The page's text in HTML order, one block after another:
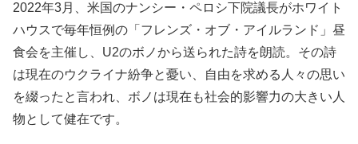
2022年3月、米国のナンシー・ペロシ下院議長がホワイト
ハウスで毎年恒例の「フレンズ・オブ・アイルランド」昼
食会を主催し、U2のボノから送られた詩を朗読。その詩
は現在のウクライナ紛争と憂い、自由を求める人々の思い
を綴ったと言われ、ボノは現在も社会的影響力の大きい人
物として健在です。